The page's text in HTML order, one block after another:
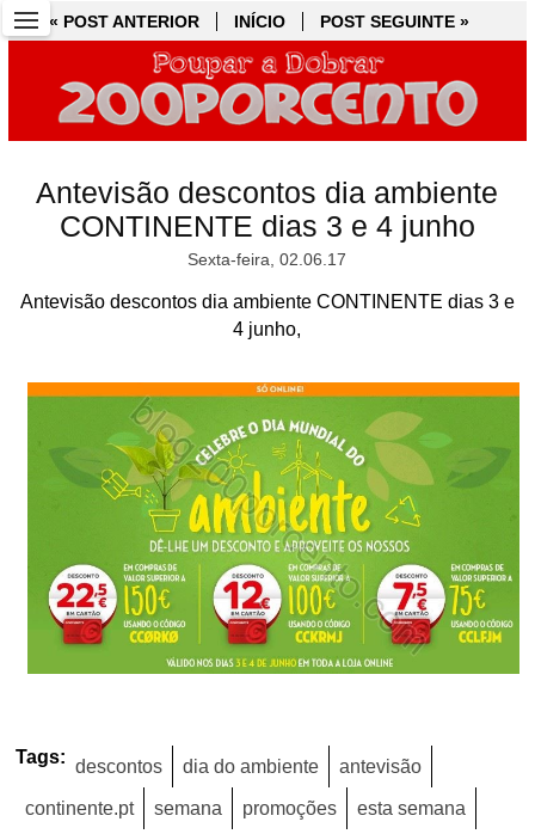
« POST ANTERIOR INÍCIO POST SEGUINTE »
Antevisão descontos dia ambiente
CONTINENTE dias 3 e 4 junho
Sexta-feira, 02.06.17
Antevisão descontos dia ambiente CONTINENTE dias 3 e
4 junho,
Tags: descontos dia do ambiente antevisão
continente.pt semana promoções esta semana
« POST ANTERIOR INÍCIO POST SEGUINTE »